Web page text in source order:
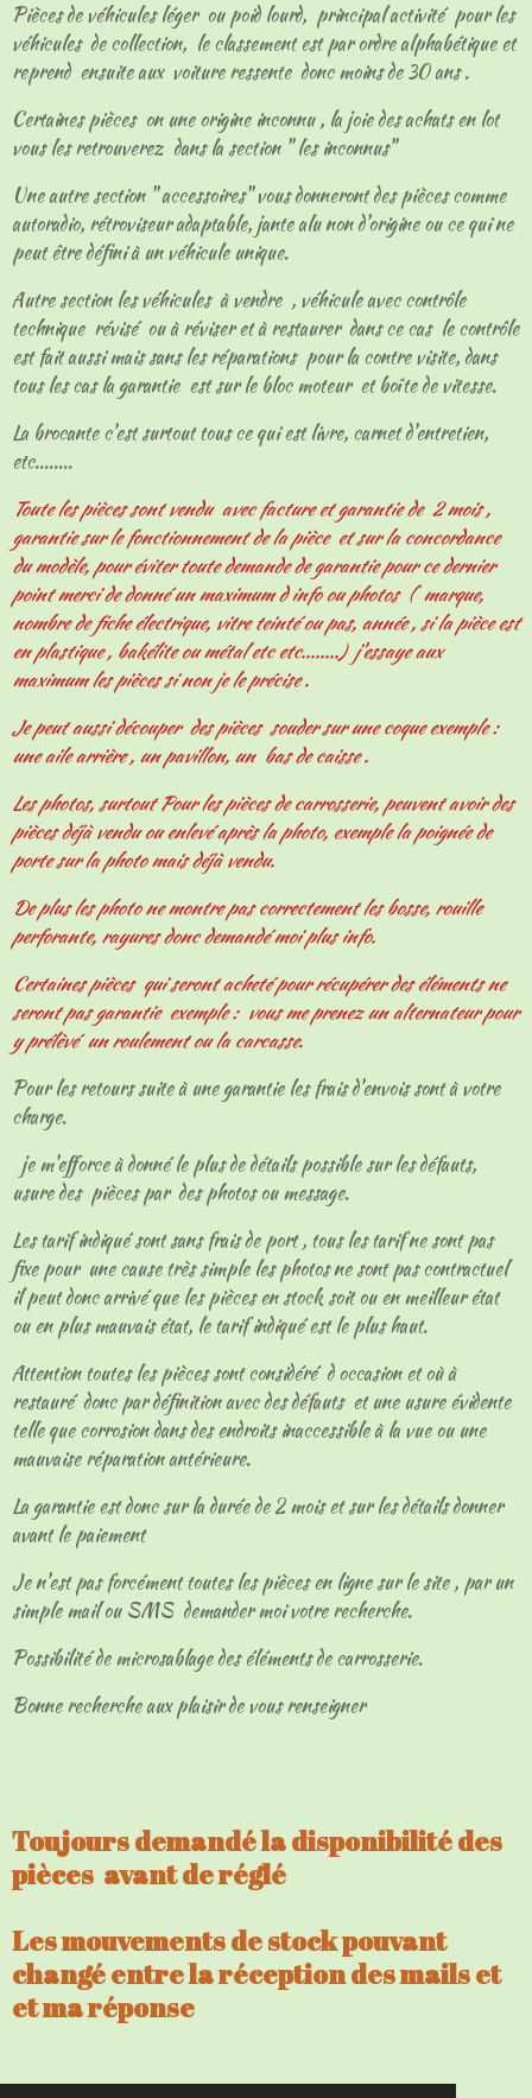
r
r
r
r
Pièces de véhicules léger ou poid lourd, principal activité pour les
véhicules de collection, le classement est par ordre alphabétique et
reprend ensuite aux voiture ressente donc moins de 30 ans .
Certaines pièces on une origine inconnu , la joie des achats en lot
vous les retrouverez dans la section " les inconnus"
Une autre section " accessoires" vous donneront des pièces comme
autoradio, rétroviseur adaptable, jante alu non d'origine ou ce qui ne
peut être défini à un véhicule unique.
Autre section les véhicules à vendre , véhicule avec contrôle
technique révisé ou à réviser et à restaurer dans ce cas le contrôle
est fait aussi mais sans les réparations pour la contre visite, dans
tous les cas la garantie est sur le bloc moteur et boîte de vitesse.
La brocante c'est surtout tous ce qui est livre, carnet d'entretien,
etc........
Toute les pièces sont vendu avec facture et garantie de 2 mois ,
garantie sur le fonctionnement de la pièce et sur la concordance
du modèle, pour éviter toute demande de garantie pour ce dernier
point merci de donné un maximum d info ou photos ( marque,
nombre de fiche électrique, vitre teinté ou pas, année , si la pièce est
en plastique , bakélite ou métal etc etc........) j'essaye aux
maximum les pièces si non je le précise .
Je peut aussi découper des pièces souder sur une coque exemple :
une aile arrière , un pavillon, un bas de caisse .
Les photos, surtout Pour les pièces de carrosserie, peuvent avoir des
pièces déjà vendu ou enlevé après la photo, exemple la poignée de
porte sur la photo mais déjà vendu.
De plus les photo ne montre pas correctement les bosse, rouille
perforante, rayures donc demandé moi plus info.
Certaines pièces qui seront acheté pour récupérer des éléments ne
seront pas garantie exemple : vous me prenez un alternateur pour
y prélèvé un roulement ou la carcasse.
Pour les retours suite à une garantie les frais d'envois sont à votre
charge.
je m'efforce à donné le plus de détails possible sur les défauts,
usure des pièces par des photos ou message.
Les tarif indiqué sont sans frais de port , tous les tarif ne sont pas
fixe pour une cause très simple les photos ne sont pas contractuel
il peut donc arrivé que les pièces en stock soit ou en meilleur état
ou en plus mauvais état, le tarif indiqué est le plus haut.
Attention toutes les pièces sont considéré d occasion et où à
restauré donc par définition avec des défauts et une usure évidente
telle que corrosion dans des endroits inaccessible à la vue ou une
mauvaise réparation antérieure.
La garantie est donc sur la durée de 2 mois et sur les détails donner
avant le paiement
Je n'est pas forcément toutes les pièces en ligne sur le site , par un
simple mail ou SMS demander moi votre recherche.
Possibilité de microsablage des éléments de carrosserie.
Bonne recherche aux plaisir de vous renseigner
Toujours demandé la disponibilité des
pièces avant de réglé
Les mouvements de stock pouvant
changé entre la réception des mails et
et ma réponse